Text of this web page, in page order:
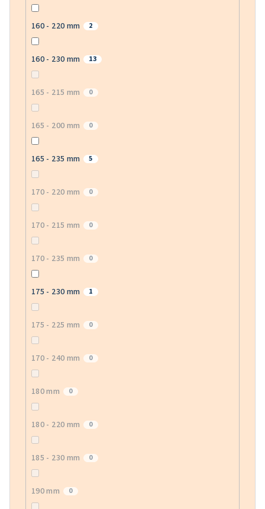
160 - 220 mm 2
160 - 230 mm 13
165 - 215 mm 0
165 - 200 mm 0
165 - 235 mm 5
170 - 220 mm 0
170 - 215 mm 0
170 - 235 mm 0
175 - 230 mm 1
175 - 225 mm 0
170 - 240 mm 0
180 mm 0
180 - 220 mm 0
185 - 230 mm 0
190 mm 0